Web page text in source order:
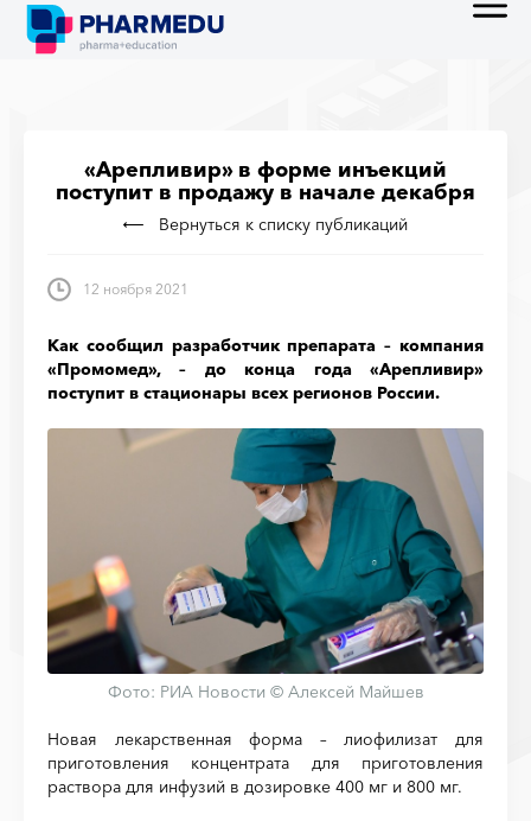
«Арепливир» в форме инъекций
поступит в продажу в начале декабря
Вернуться к списку публикаций
12 ноября 2021
Как сообщил разработчик препарата – компания
«Промомед», – до конца года «Арепливир»
поступит в стационары всех регионов России.
Фото: РИА Новости © Алексей Майшев
Новая лекарственная форма – лиофилизат для
приготовления концентрата для приготовления
раствора для инфузий в дозировке 400 мг и 800 мг.